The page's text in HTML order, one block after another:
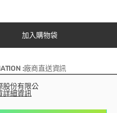
加入購物袋
:廠商直送資訊
股份有限公
詳細資訊